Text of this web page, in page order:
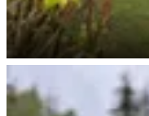
Direkt an der Lahn